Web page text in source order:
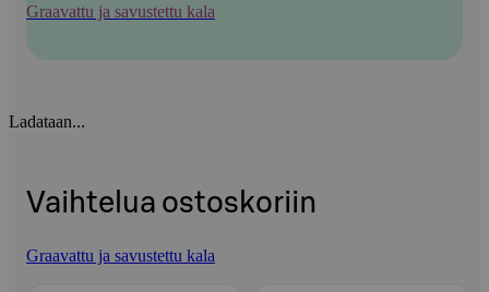
Graavattu ja savustettu kala
Ladataan...
Vaihtelua ostoskoriin
Graavattu ja savustettu kala